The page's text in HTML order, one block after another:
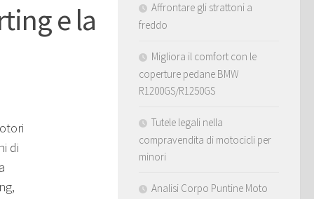
e la
di
Affrontare gli strattoni a
freddo
Migliora il comfort con le
coperture pedane BMW
R1200GS/R1250GS
Tutele legali nella
compravendita di motocicli per
minori
Analisi Corpo Puntine Moto